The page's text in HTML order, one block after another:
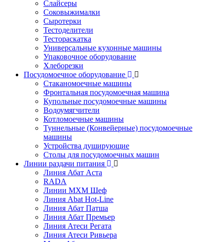
Слайсеры
Соковыжималки
Сыротерки
Тестоделители
Тестораскатка
Универсальные кухонные машины
Упаковочное оборудование
Хлеборезки
Посудомоечное оборудование
Стаканомоечные машины
Фронтальная посудомоечная машина
Купольные посудомоечные машины
Водоумягчители
Котломоечные машины
Туннельные (Конвейерные) посудомоечные
машины
Устройства душирующие
Столы для посудомоечных машин
Линии раздачи питания
Линия Абат Аста
RADA
Линии МХМ Шеф
Линия Abat Hot-Line
Линия Абат Патша
Линия Абат Премьер
Линия Атеси Регата
Линия Атеси Ривьера